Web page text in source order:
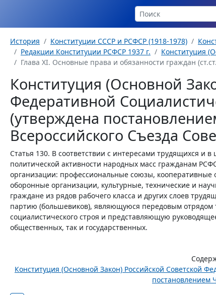
История Конституции СССР и РСФСР (1918-1978)
Редакции Конституции РСФСР 1937 г.
Конституция
Глава XI. Основные права и обязанности граждан
Конституция (Основной
Федеративной
(утверждена
Всероссийского Съезда
Статья 130. В соответствии с интересами трудящихся и
политической активности народных масс гражданам
организации: профессиональные союзы,
оборонные организации, культурные, технические и
граждане из рядов рабочего класса и других слоев
партию (большевиков), являющуюся передовым отрядом
социалистического строя и представляющую
общественных, так и государственных.
Конституция (Основной Закон) Российской Советской
постановлением